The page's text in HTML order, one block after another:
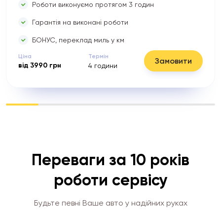
Роботи виконуємо протягом 3 годин
Гарантія на виконані роботи
БОНУС, переклад миль у км
Ціна
від 3990 грн
Термін
4години Замовити
Переваги за 10 років
роботи сервісу
Будьте певні Ваше авто у надійних руках